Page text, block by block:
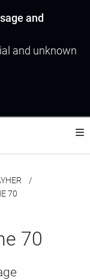
and
and unknown
70
70